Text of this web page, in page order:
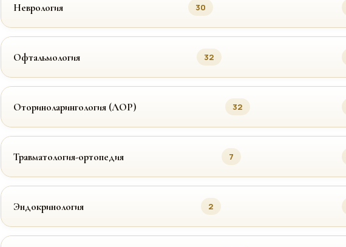
Неврология 30
Офтальмология 32
Оториноларингология (ЛОР) 32
Травматология-ортопедия 7
Эндокринология 2